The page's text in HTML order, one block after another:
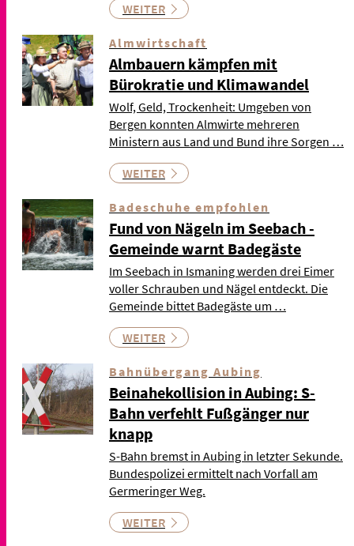
WEITER
Almwirtschaft
Almbauern kämpfen mit
Bürokratie und Klimawandel
Wolf, Geld, Trockenheit: Umgeben von
Bergen konnten Almwirte mehreren
Ministern aus Land und Bund ihre Sorgen …
WEITER
Badeschuhe empfohlen
Fund von Nägeln im Seebach -
Gemeinde warnt Badegäste
Im Seebach in Ismaning werden drei Eimer
voller Schrauben und Nägel entdeckt. Die
Gemeinde bittet Badegäste um …
WEITER
Bahnübergang Aubing
Beinahekollision in Aubing: S-
Bahn verfehlt Fußgänger nur
knapp
S-Bahn bremst in Aubing in letzter Sekunde.
Bundespolizei ermittelt nach Vorfall am
Germeringer Weg.
WEITER